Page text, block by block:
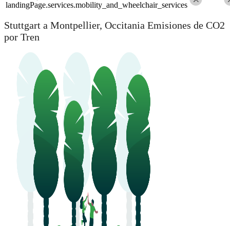
landingPage.services.mobility_and_wheelchair_services
Stuttgart a Montpellier, Occitania Emisiones de CO2
por Tren